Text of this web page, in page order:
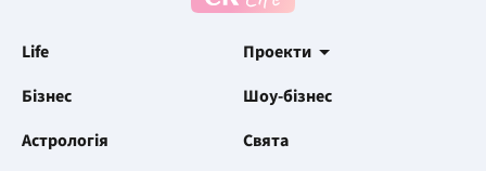
Life
Проекти
Бізнес
Шоу-бізнес
Астрологія
Свята